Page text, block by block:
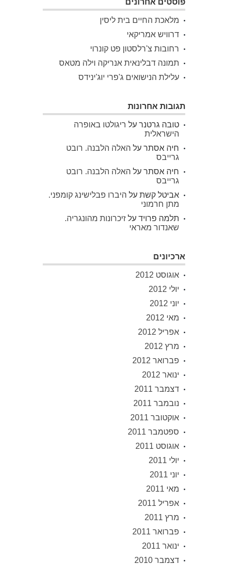
מלאכת החיים בית ליסין
דרוויש אמריקאי
רחובות צ'רלסטון פט קונרוי
תמונה דבלינאית אנריקה וילה מטאס
עלילת הנישואים ג'פרי יוג'ינידס
תגובות אחרונות
טובה גרטנר על ריגולטו באופרה
הישראלית
חיה אסתר על האלה הלבנה. רובט
גרייבס
חיה אסתר על האלה הלבנה. רובט
גרייבס
אביטל קשת על היברו פבלישינג קומפני.
מתן חרמוני
תלמה פרויד על זיכרונות מהונגריה.
שאנדור מאראי
ארכיונים
אוגוסט 2012
יולי 2012
יוני 2012
מאי 2012
אפריל 2012
מרץ 2012
פברואר 2012
ינואר 2012
דצמבר 2011
נובמבר 2011
אוקטובר 2011
ספטמבר 2011
אוגוסט 2011
יולי 2011
יוני 2011
מאי 2011
אפריל 2011
מרץ 2011
פברואר 2011
ינואר 2011
דצמבר 2010